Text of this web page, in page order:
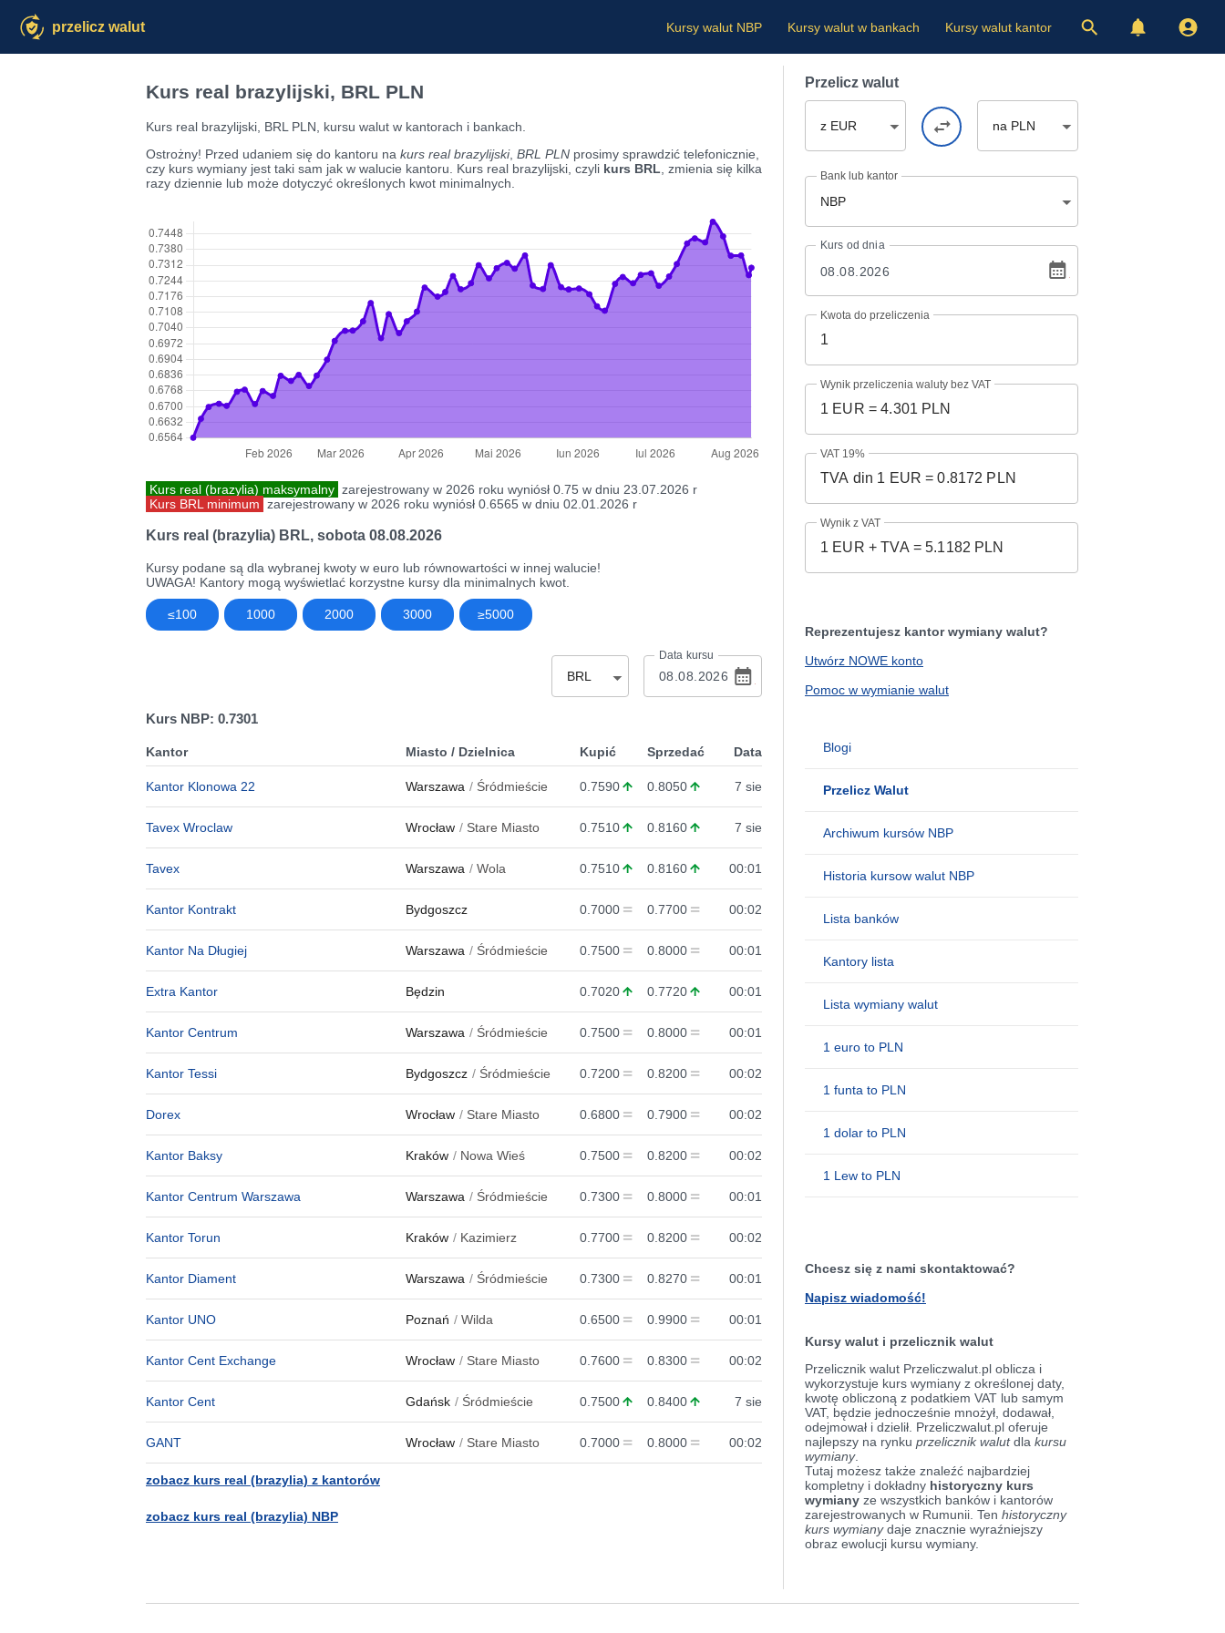
przelicz walut Kursy walut NBP Kursy walut w bankach Kursy walut kantor
Kurs real brazylijski, BRL PLN
Kurs real brazylijski, BRL PLN, kursu walut w kantorach i bankach.
Ostrożny! Przed udaniem się do kantoru na kurs real brazylijski, BRL PLN prosimy sprawdzić telefonicznie,
czy kurs wymiany jest taki sam jak w walucie kantoru. Kurs real brazylijski, czyli kurs BRL , zmienia się kilka
razy dziennie lub może dotyczyć określonych kwot minimalnych.
Kurs real (brazylia) maksymalny zarejestrowany w 2026 roku wyniósł 0.75 w dniu 23.07.2026 r
Kurs BRL minimum zarejestrowany w 2026 roku wyniósł 0.6565 w dniu 02.01.2026 r
Kurs real (brazylia) BRL, sobota 08.08.2026
Kursy podane są dla wybranej kwoty w euro lub równowartości w innej walucie!
UWAGA! Kantory mogą wyświetlać korzystne kursy dla minimalnych kwot.
≤100 1000 2000 3000 ≥5000
BRL
Data kursu
Kurs NBP: 0.7301
Kantor Miasto / Dzielnica Kupić Sprzedać Data
Kantor Klonowa 22 Warszawa Śródmieście 0.7590 0.8050 7 sie
Tavex Wroclaw Wrocław Stare Miasto 0.7510 0.8160 7 sie
Tavex Warszawa Wola 0.7510 0.8160 00:01
Kantor Kontrakt Bydgoszcz 0.7000 0.7700 00:02
Kantor Na Długiej Warszawa Śródmieście 0.7500 0.8000 00:01
Extra Kantor Będzin 0.7020 0.7720 00:01
Kantor Centrum Warszawa Śródmieście 0.7500 0.8000 00:01
Kantor Tessi Bydgoszcz Śródmieście 0.7200 0.8200 00:02
Dorex Wrocław Stare Miasto 0.6800 0.7900 00:02
Kantor Baksy Kraków Nowa Wieś 0.7500 0.8200 00:02
Kantor Centrum Warszawa Warszawa Śródmieście 0.7300 0.8000 00:01
Kantor Torun Kraków Kazimierz 0.7700 0.8200 00:02
Kantor Diament Warszawa Śródmieście 0.7300 0.8270 00:01
Kantor UNO Poznań Wilda 0.6500 0.9900 00:01
Kantor Cent Exchange Wrocław Stare Miasto 0.7600 0.8300 00:02
Kantor Cent Gdańsk Śródmieście 0.7500 0.8400 7 sie
GANT Wrocław Stare Miasto 0.7000 0.8000 00:02
zobacz kurs real (brazylia) z kantorów
zobacz kurs real (brazylia) NBP
Przelicz walut
z EUR na PLN
Bank lub kantor
NBP
Kurs od dnia
Kwota do przeliczenia
Wynik przeliczenia waluty bez VAT
VAT 19%
Wynik z VAT
Reprezentujesz kantor wymiany walut?
Utwórz NOWE konto
Pomoc w wymianie walut
Blogi
Przelicz Walut
Archiwum kursów NBP
Historia kursow walut NBP
Lista banków
Kantory lista
Lista wymiany walut
1 euro to PLN
1 funta to PLN
1 dolar to PLN
1 Lew to PLN
Chcesz się z nami skontaktować?
Napisz wiadomość!
Kursy walut i przelicznik walut
Przelicznik walut Przeliczwalut.pl oblicza i
wykorzystuje kurs wymiany z określonej daty,
kwotę obliczoną z podatkiem VAT lub samym
VAT, będzie jednocześnie mnożył, dodawał,
odejmował i dzielił. Przeliczwalut.pl oferuje
najlepszy na rynku przelicznik walutdla kursu
wymiany.
Tutaj możesz także znaleźć najbardziej
kompletny i dokładny historyczny kurs
wymiany ze wszystkich banków i kantorów
zarejestrowanych w Rumunii. Ten historyczny
kurs wymianydaje znacznie wyraźniejszy
obraz ewolucji kursu wymiany.